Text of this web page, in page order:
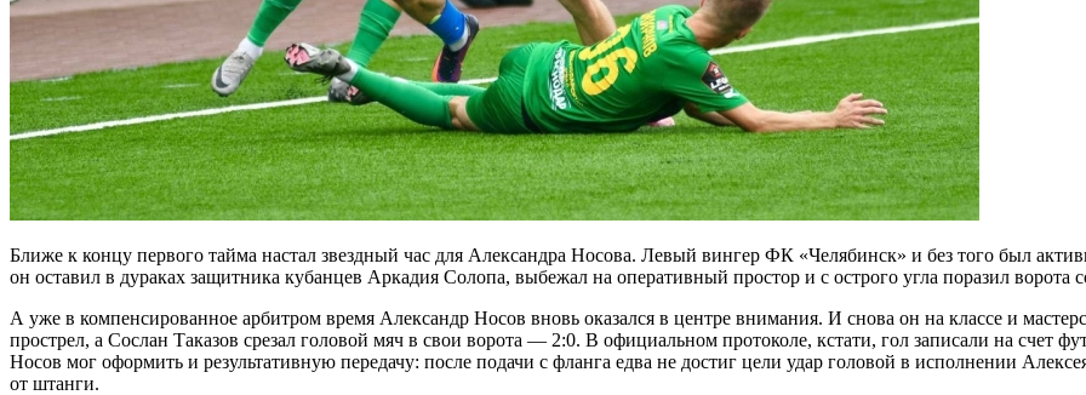
Ближе к концу первого тайма настал звездный час для Александра Носова. Левый вингер ФК «Челябинск» и без того был
он оставил в дураках защитника кубанцев Аркадия Солопа, выбежал на оперативный простор и с острого угла поразил
А уже в компенсированное арбитром время Александр Носов вновь оказался в центре внимания. И снова он на классе и
прострел, а Сослан Таказов срезал головой мяч в свои ворота — 2:0. В официальном протоколе, кстати, гол записали на счет
Носов мог оформить и результативную передачу: после подачи с фланга едва не достиг цели удар головой в исполнении
от штанги.